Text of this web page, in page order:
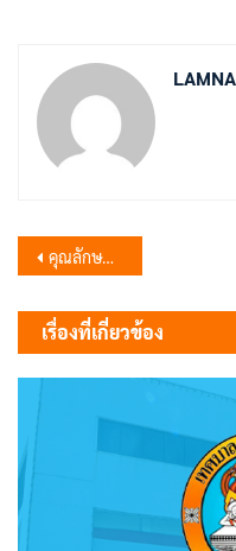
แนะแนว
เรื่อง
คุณลักษณะและราคากลางจัดซื้อครุภัณฑ์งานบ้านงานครัว จำนวน 2 รายการ เทศบาลตำบลลำนารายณ์ อำเภอชัยบาดาล จังหวัดลพบุรี
เรื่องที่เกี่ยวข้อง